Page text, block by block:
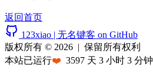
返回首页
123xiao | 无名键客 on GitHub
版权所有 © 2026 | 保留所有权利
本站已运行❤️ 3597 天 3 小时 3 分钟